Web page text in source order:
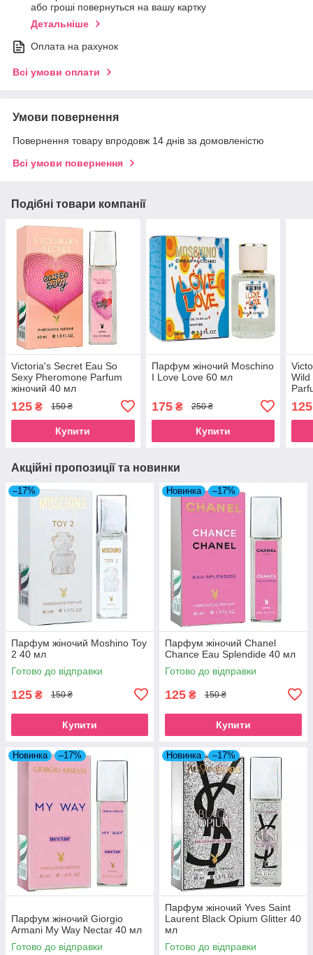
або гроші повернуться на вашу картку
Детальніше
Оплата на рахунок
Всі умови оплати
Умови повернення
Повернення товару впродовж 14 днів за домовленістю
Всі умови повернення
Подібні товари компанії
Victoria's Secret Eau So
Sexy Pheromone Parfum
жіночий 40 мл
125 ₴ 150 ₴
Купити
Парфум жіночий Moschino
I Love Love 60 мл
175₴ 250 ₴
Купити
Wild
125
Акційні пропозиції та новинки
–17%
Парфум жіночий Moshino Toy
2 40 мл
Готово до відправки
125 ₴ 150 ₴
Купити
Новинка –17%
Парфум жіночий Chanel
Chance Eau Splendide 40 мл
Готово до відправки
125 ₴ 150 ₴
Купити
Новинка –17%
Парфум жіночий Giorgio
Armani My Way Nectar 40 мл
Готово до відправки
Новинка –17%
Парфум жіночий Yves Saint
Laurent Black Opium Glitter 40
мл
Готово до відправки